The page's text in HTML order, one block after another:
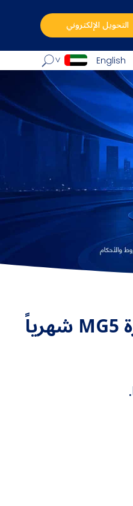
التحويل الإلكتروني
English
أرسل الأموال من الأنصاري للصرافة إلى العلاونة للصرافة في الأردن لفرصة لربح سيارة MG5 شهرياً